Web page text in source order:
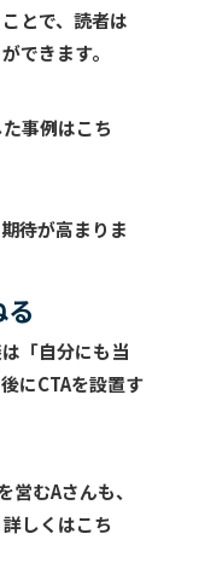
とで、読者は
できます。
事例はこち
待が高まりま
「自分にも当
にCTAを設置す
営むAさんも、
しくはこち